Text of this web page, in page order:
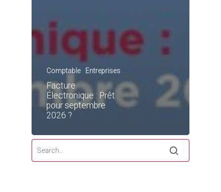
Comptable Entreprises
Facture
Électronique : Prêt
pour septembre
2026 ?